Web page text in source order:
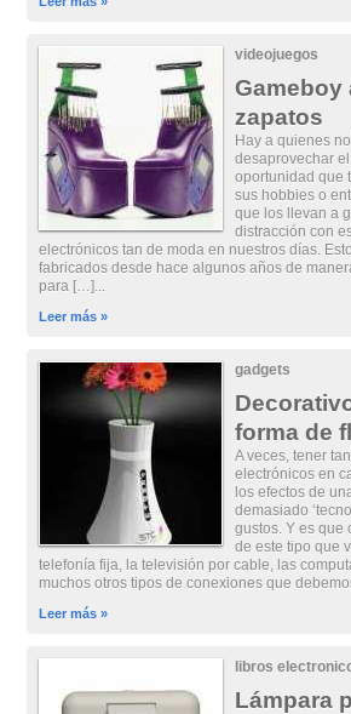
videojuegos
Gameboy
zapatos
Hay a quienes
desaprovechar
oportunidad que
sus hobbies o
que los llevan a
distracción con
electrónicos tan de moda en nuestros días.
fabricados desde hace algunos años de
para […]...
Leer más »
gadgets
forma de
A veces, tener
electrónicos en
los efectos de
demasiado
gustos. Y es que
de este tipo que
telefonía fija, la televisión por cable, las
muchos otros tipos de conexiones que
Leer más »
libros
Lámpara